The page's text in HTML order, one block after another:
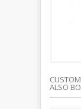
ALSO